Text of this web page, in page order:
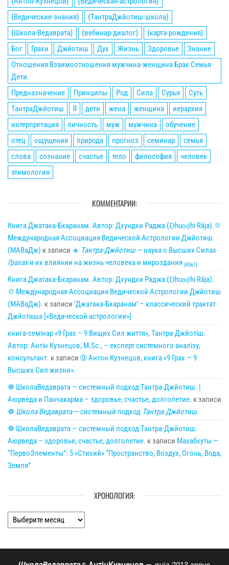
{Ведические-знания}
{ТантраДжйотиш-школа}
{Школа-Ведаврата}
{вебинар-диалог}
{карта-рождения}
Бог
Грахи Джйотиш Дух Жизнь Здоровье
Знание
Отношения Взаимоотношения мужчина-женщина Брак Семья
Дети.
Предназначение
Принципы Род Сила Сурья
Суть
ТантраДжйотиш
Я дети жена женщина
иерархия
интерпретация
личность муж мужчина
обучение
отец
ощущения природа прогноз семинар
семья
слова
сознание счастье тело философия
человек
этимология
КОММЕНТАРИИ:
Книга Джатака-Бхаранам. Автор: Дхундхи Раджа (Ḍhuṇḍhi Rāja).🌣
Международная Ассоциация Ведической Астрологии Джйотиш
(МАВаДж) к записи ☀ Тантра-Джйотиш— наука о Высших Силах
Грахахи их влиянии на жизнь человека и мироздания {4561}
Книга Джатака-Бхаранам. Автор: Дхундхи Раджа (Ḍhuṇḍhi Rāja).
🌣 Международная Ассоциация Ведической Астрологии Джйотиш
(МАВаДж). к записи ‘Джатака-Бхаранам’ – классический трактат
Джйотиша [«Ведической астрологии»]
книга-семінар «9 Грах – 9 Вищих Сил життя», Тантра-Джйотіш.
Автор: Антін Кузнецов, M.Sc., – експерт системного аналізу,
консультант. к записи ➈ Антон Кузнецов, книга «9 Грах — 9
Высших Сил жизни».
☸ ШколаВедаврата — системный подход Тантра-Джйотиш. |
Аюрведа и Панчакарма – здоровье, счастье, долголетие. к записи
☸ Школа Ведаврата— системный подход Тантра-Джйотиш.
☸ ШколаВедаврата — системный подход Тантра-Джйотиш.
Аюрведа – здоровье, счастье, долголетие. к записи Махабхуты —
“ПервоЭлементы”: 5 «Стихий» “Пространство, Воздух, Огонь, Вода,
Земля”
ХРОНОЛОГИЯ:
Хронология: